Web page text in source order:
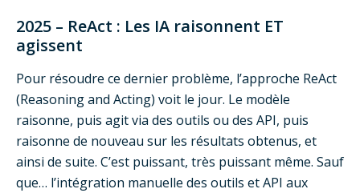
2025 – ReAct : Les IA raisonnent ET
agissent
Pour résoudre ce dernier problème, l’approche ReAct
(Reasoning and Acting) voit le jour. Le modèle
raisonne, puis agit via des outils ou des API, puis
raisonne de nouveau sur les résultats obtenus, et
ainsi de suite. C’est puissant, très puissant même. Sauf
que… l’intégration manuelle des outils et API aux